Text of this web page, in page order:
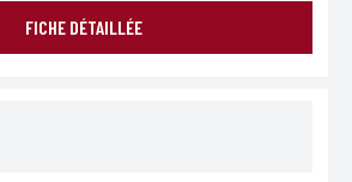
FICHE DÉTAILLÉE